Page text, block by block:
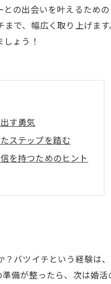
の出会いを叶えるため
で、幅広く取り上げま
ょう！
す勇気
ステップを踏む
を持つためのヒント
アプローチ
体的な行動計画
るために
バツイチという経験は
備が整ったら、次は婚